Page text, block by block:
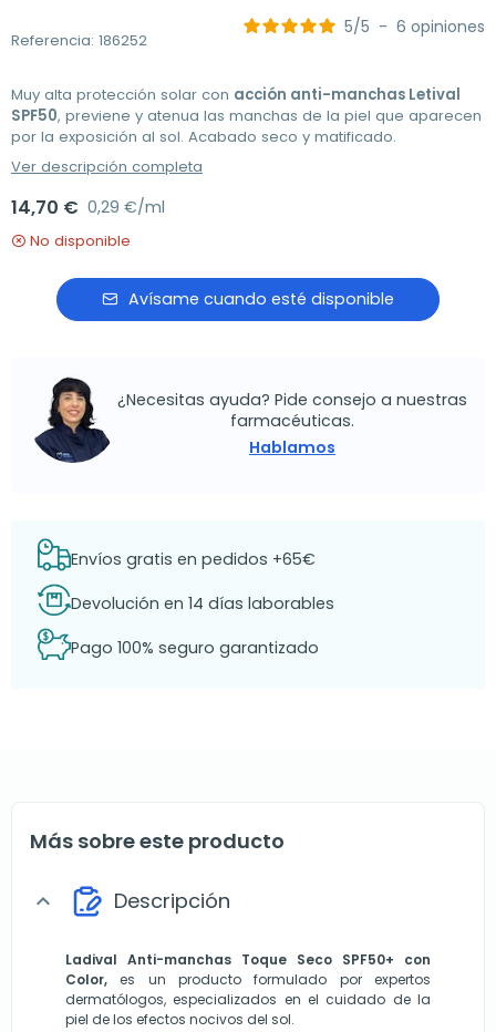
Referencia: 186252
5/5 - 6 opiniones
Muy alta protección solar con acción anti-manchas Letival
SPF50, previene y atenua las manchas de la piel que aparecen
por la exposición al sol. Acabado seco y matificado.
Ver descripción completa
14,70 € 0,29 €/ml
No disponible
Avísame cuando esté disponible
¿Necesitas ayuda? Pide consejo a nuestras
farmacéuticas.
Hablamos
Envíos gratis en pedidos +65€
Devolución en 14 días laborables
Pago 100% seguro garantizado
Más sobre este producto
expand_more Descripción
Ladival Anti-manchas Toque Seco SPF50+ con
Color, es un producto formulado por expertos
dermatólogos, especializados en el cuidado de la
piel de los efectos nocivos del sol.